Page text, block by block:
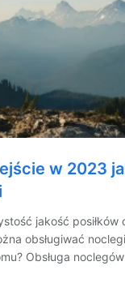
w 2023
jakość posiłków
obsługiwać
Obsługa